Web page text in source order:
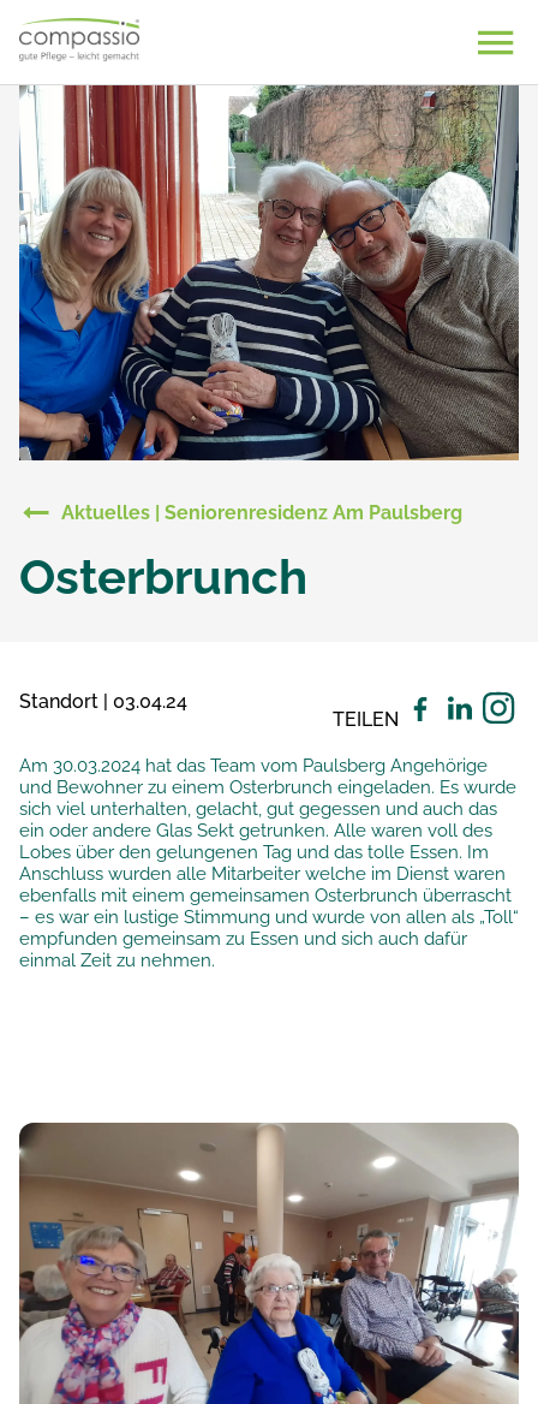
content
Aktuelles | Seniorenresidenz Am Paulsberg
Osterbrunch
Standort | 03.04.24
TEILEN
Am 30.03.2024 hat das Team vom Paulsberg Angehörige
und Bewohner zu einem Osterbrunch eingeladen. Es wurde
sich viel unterhalten, gelacht, gut gegessen und auch das
ein oder andere Glas Sekt getrunken. Alle waren voll des
Lobes über den gelungenen Tag und das tolle Essen. Im
Anschluss wurden alle Mitarbeiter welche im Dienst waren
ebenfalls mit einem gemeinsamen Osterbrunch überrascht
– es war ein lustige Stimmung und wurde von allen als „Toll“
empfunden gemeinsam zu Essen und sich auch dafür
einmal Zeit zu nehmen.